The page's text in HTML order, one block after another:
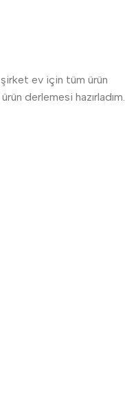
şirket ev için tüm ürün
derlemesi hazırladım.